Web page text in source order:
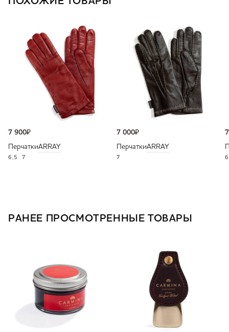
7 900₽
ПерчаткиARRAY
6,5 7
7 000₽
ПерчаткиARRAY
7
РАНЕЕ ПРОСМОТРЕННЫЕ ТОВАРЫ